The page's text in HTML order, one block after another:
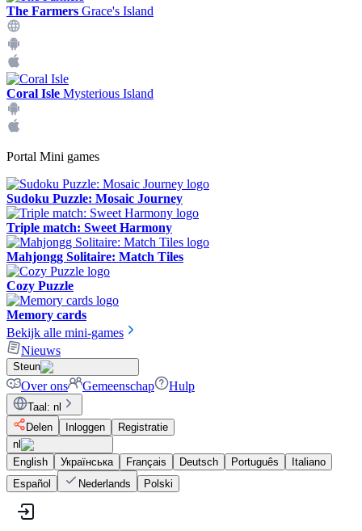
The Farmers Grace's Island
Coral Isle Mysterious Island
Portal Mini games
Sudoku Puzzle: Mosaic Journey
Triple match: Sweet Harmony
Mahjongg Solitaire: Match Tiles
Cozy Puzzle
Memory cards
Bekijk alle mini-games
Nieuws
Steun
Over ons Gemeenschap Hulp
Taal : nl
Delen
Inloggen
Registratie
nl
English
Українська Français Deutsch Português
Italiano
Español
Nederlands Polski